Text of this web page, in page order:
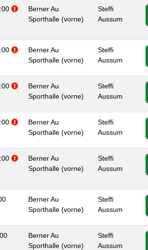
Zusatzinformationen beachten.
Berner Au
Sporthalle (vorne)
Steffi
Aussum
Zusatzinformationen beachten.
Berner Au
Sporthalle (vorne)
Steffi
Aussum
Zusatzinformationen beachten.
Berner Au
Sporthalle (vorne)
Steffi
Aussum
Zusatzinformationen beachten.
Berner Au
Sporthalle (vorne)
Steffi
Aussum
Zusatzinformationen beachten.
Berner Au
Sporthalle (vorne)
Steffi
Aussum
Berner Au
Sporthalle (vorne)
Steffi
Aussum
Berner Au
Sporthalle (vorne)
Steffi
Aussum